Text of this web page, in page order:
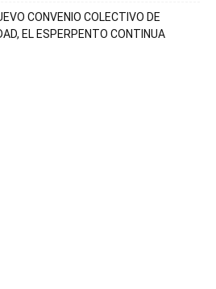
CONVENIO COLECTIVO DE
EL ESPERPENTO CONTINUA